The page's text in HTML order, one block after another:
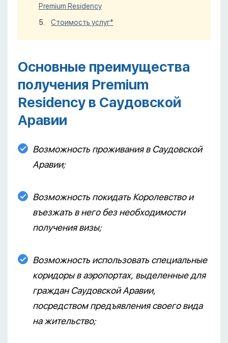
Premium Residency
Стоимость услуг*
Основные преимущества
получения Premium
Residency в Саудовской
Аравии
Возможность проживания в Саудовской
Аравии;
Возможность покидать Королевство и
въезжать в него без необходимости
получения визы;
Возможность использовать специальные
коридоры в аэропортах, выделенные для
граждан Саудовской Аравии,
посредством предъявления своего вида
на жительство;